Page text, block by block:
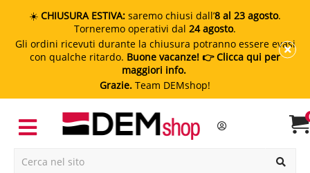
☀️ CHIUSURA ESTIVA: saremo chiusi dall’8 al 23 agosto.
Torneremo operativi dal 24 agosto.
Gli ordini ricevuti durante la chiusura potranno essere evasi
con qualche ritardo. Buone vacanze! 👉 Clicca qui per
maggiori info.
Grazie. Team DEMshop!